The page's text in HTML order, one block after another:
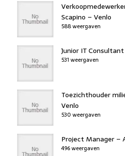
Scapino – Venlo
588 weergaven
Junior IT
531 weergaven
Toezichthouder
Venlo
530 weergaven
Project Manager –
496 weergaven